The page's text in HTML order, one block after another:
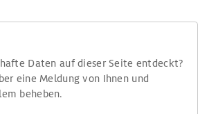
Daten auf dieser Seite entdeckt?
eine Meldung von Ihnen und
beheben.